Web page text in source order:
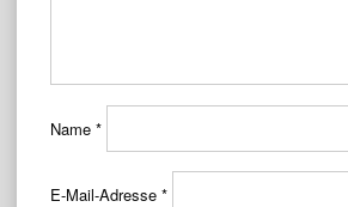
Name *
E-Mail-Adresse *